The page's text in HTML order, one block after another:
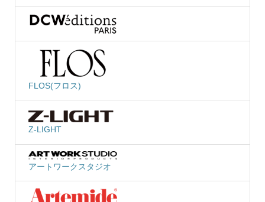
FLOS(フロス)
Z-LIGHT
アートワークスタジオ